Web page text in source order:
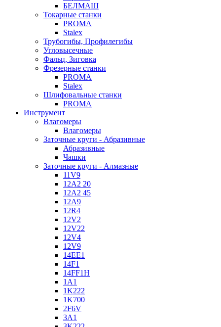
БЕЛМАШ
Токарные станки
PROMA
Stalex
Трубогибы, Профилегибы
Угловысечные
Фальц, Зиговка
Фрезерные станки
PROMA
Stalex
Шлифовальные станки
PROMA
Инструмент
Влагомеры
Влагомеры
Заточные круги - Абразивные
Абразивные
Чашки
Заточные круги - Алмазные
11V9
12A2 20
12A2 45
12A9
12R4
12V2
12V22
12V4
12V9
14EE1
14F1
14FF1H
1A1
1K222
1K700
2F6V
3A1